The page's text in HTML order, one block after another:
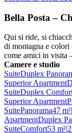
Bella Posta –
Qui si ride, si
di montagna e colori
come amici in visita
Camere e studio
SuiteDuplex
Superior Apartment
SuiteDuplex
Superior Apartment
SuitePanorama47 m²|
ApartmentDuplex
SuiteComfort53 m²|